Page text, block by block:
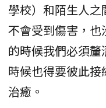
學校）和陌生人
不會受到傷害，
的時候我們必須
時候也得要彼此
治癒。